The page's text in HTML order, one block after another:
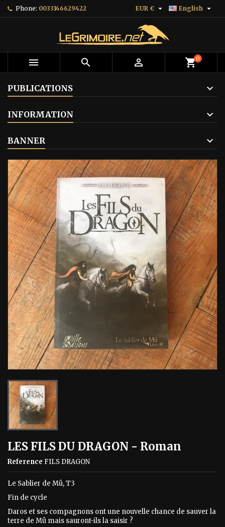
Phone: 0033146629422 English 
EUR € 
   shopping_cart0
PUBLICATIONS
INFORMATION
BANNER
LES FILS DU DRAGON - Roman
Reference FILS DRAGON
Le Sablier de Mû, T3
Fin de cycle
Daros et ses compagnons ont une nouvelle chance de sauver la
terre de Mû mais sauront-ils la saisir ?